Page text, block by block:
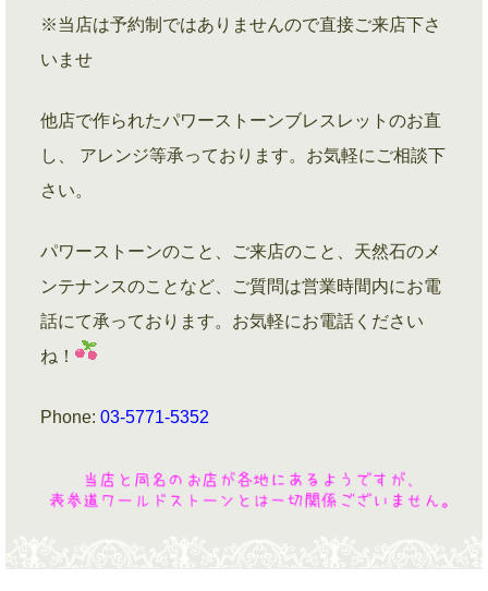
※当店は予約制ではありませんので直接ご来店下さ
いませ
他店で作られたパワーストーンブレスレットのお直
し、 アレンジ等承っております。お気軽にご相談下
さい。
パワーストーンのこと、ご来店のこと、天然石のメ
ンテナンスのことなど、ご質問は営業時間内にお電
話にて承っております。お気軽にお電話ください
ね！
Phone: 03-5771-5352